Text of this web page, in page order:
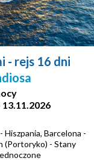
- rejs 16 dni
Hiszpania, Barcelona -
(Portoryko) - Stany